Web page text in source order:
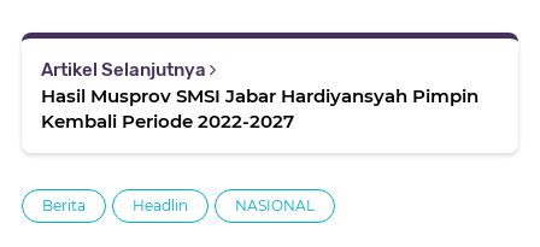
Artikel Selanjutnya
Hasil Musprov SMSI Jabar Hardiyansyah Pimpin
Kembali Periode 2022-2027
Berita Headlin NASIONAL